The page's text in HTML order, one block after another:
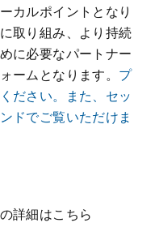
カルポイントとなり
取り組み、より持続
に必要なパートナー
ームとなります。 プ
ださい。また、セッ
ドでご覧いただけま
の詳細はこちら